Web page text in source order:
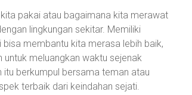
pakai atau bagaimana kita merawat
lingkungan sekitar. Memiliki
membantu kita merasa lebih baik,
meluangkan waktu sejenak
itu berkumpul bersama teman atau
terbaik dari keindahan sejati.